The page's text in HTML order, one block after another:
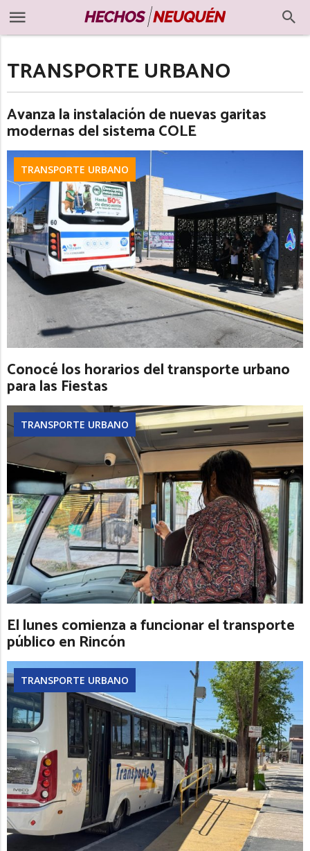
TRANSPORTE URBANO
Avanza la instalación de nuevas garitas
modernas del sistema COLE
TRANSPORTE URBANO
Conocé los horarios del transporte urbano
para las Fiestas
TRANSPORTE URBANO
El lunes comienza a funcionar el transporte
público en Rincón
TRANSPORTE URBANO